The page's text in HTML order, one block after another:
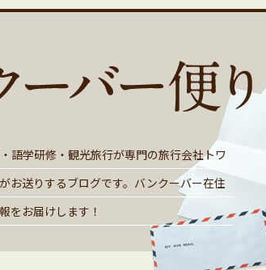
語学研修・観光旅行が専門の旅行会社トワ
お送りするブログです。バンクーバー在住
をお届けします！